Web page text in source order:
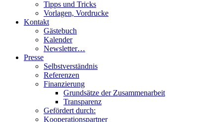
Tipps und Tricks
Vorlagen, Vordrucke
Kontakt
Gästebuch
Kalender
Newsletter…
Presse
Selbstverständnis
Referenzen
Finanzierung
Grundsätze der Zusammenarbeit
Transparenz
Gefördert durch:
Kooperationspartner